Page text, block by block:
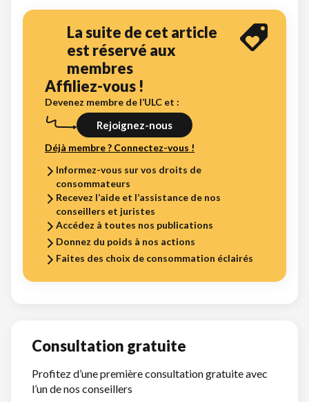
La suite de cet article
est réservé aux
membres
Affiliez-vous !
Devenez membre de l’ULC et :
Rejoignez-nous
Déjà membre ? Connectez-vous !
Informez-vous sur vos droits de
consommateurs
Recevez l’aide et l’assistance de nos
conseillers et juristes
Accédez à toutes nos publications
Donnez du poids à nos actions
Faites des choix de consommation éclairés
Consultation gratuite
Profitez d’une première consultation gratuite avec
l’un de nos conseillers